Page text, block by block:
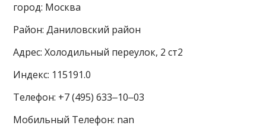
город: Москва
Район: Даниловский район
Адрес: Холодильный переулок, 2 ст2
Индекс: 115191.0
Телефон: +7 (495) 633‒10‒03
Мобильный Телефон: nan